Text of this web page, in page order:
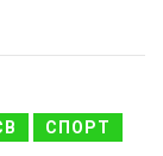
СПОРТ